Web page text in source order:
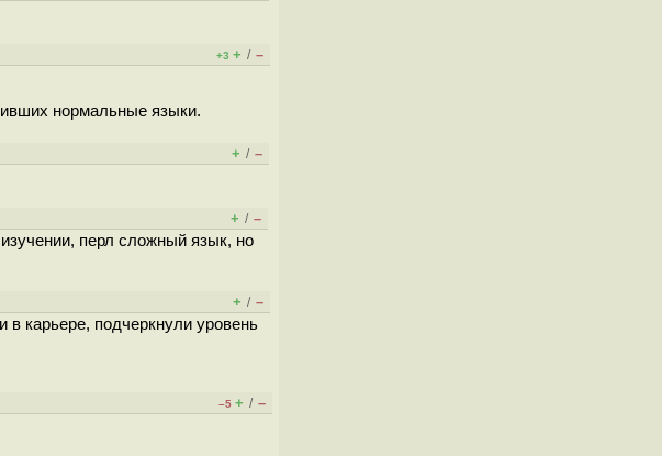
+3 + / –
нормальные языки.
+ / –
+ / –
перл сложный язык, но
+ / –
в карьере, подчеркнули уровень
–5 + / –